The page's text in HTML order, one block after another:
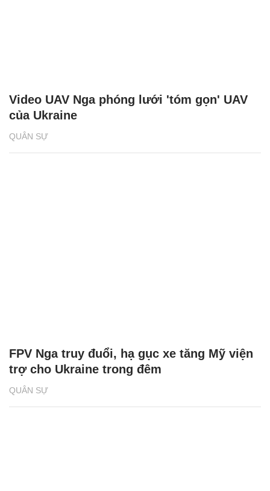
QUÂN SỰ
Video UAV Nga phóng lưới 'tóm gọn' UAV
của Ukraine
QUÂN SỰ
FPV Nga truy đuổi, hạ gục xe tăng Mỹ viện
trợ cho Ukraine trong đêm